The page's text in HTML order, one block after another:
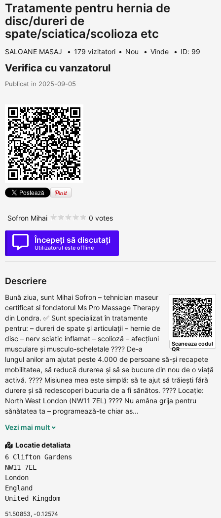
Tratamente pentru hernia de
disc/dureri de
spate/sciatica/scolioza etc
SALOANE MASAJ 179 vizitatori Nou Vinde ID: 99
Verifica cu vanzatorul
Publicat in 2025-09-05
Sofron Mihai 0 votes
Începeți să discutați
Utilizatorul este offline
Descriere
Scaneaza codul
QR
Bună ziua, sunt Mihai Sofron – tehnician maseur
certificat si fondatorul Ms Pro Massage Therapy
din Londra. ✅ Sunt specializat în tratamente
pentru: – dureri de spate și articulații – hernie de
disc – nerv sciatic inflamat – scolioză – afecțiuni
musculare și musculo-scheletale ???? De-a
lungul anilor am ajutat peste 4.000 de persoane să-și recapete
mobilitatea, să reducă durerea și să se bucure din nou de o viață
activă. ???? Misiunea mea este simplă: să te ajut să trăiești fără
durere și să redescoperi bucuria de a fi sănătos. ???? Locație:
North West London (NW11 7EL) ???? Nu amâna grija pentru
sănătatea ta – programează-te chiar as...
Vezi mai mult
Locatie detaliata
6 Clifton Gardens
NW11 7EL
London
England
United Kingdom
51.50853, -0.12574